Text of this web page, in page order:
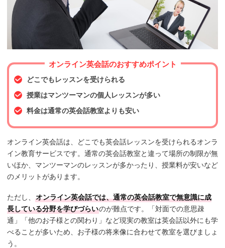
オンライン英会話のおすすめポイント
どこでもレッスンを受けられる
授業はマンツーマンの個人レッスンが多い
料金は通常の英会話教室よりも安い
オンライン英会話は、どこでも英会話レッスンを受けられるオンラ
イン教育サービスです。通常の英会話教室と違って場所の制限が無
いほか、マンツーマンのレッスンが多かったり、授業料が安いなど
のメリットがあります。
ただし、 オンライン英会話では、通常の英会話教室で無意識に成
長している分野を学びづらいのが難点です。「対面での意思疎
通」「他のお子様との関わり」など現実の教室は英会話以外にも学
べることが多いため、お子様の将来像に合わせて教室を選びましょ
う。